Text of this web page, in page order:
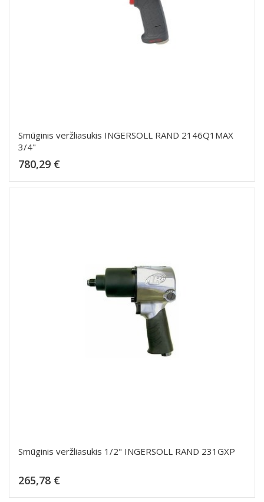
Smūginis veržliasukis INGERSOLL RAND 2146Q1MAX
3/4"
780,29 €
Smūginis veržliasukis 1/2" INGERSOLL RAND 231GXP
265,78 €